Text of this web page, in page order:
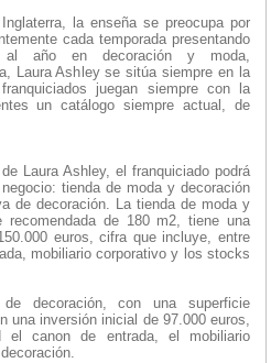
la enseña se preocupa por
cada temporada presentando
año en decoración y moda,
Laura Ashley se sitúa siempre en la
juegan siempre con la
un catálogo siempre actual, de
Laura Ashley, el franquiciado podrá
tienda de moda y decoración
de decoración. La tienda de moda y
recomendada de 180 m2, tiene una
euros, cifra que incluye, entre
mobiliario corporativo y los stocks
decoración, con una superficie
una inversión inicial de 97.000 euros,
el canon de entrada, el mobiliario